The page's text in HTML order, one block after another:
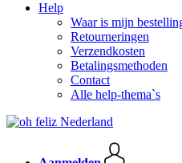
Help
Waar is mijn
Retourneringen
Verzendkosten
Betalingsmethoden
Contact
Alle help-thema`s